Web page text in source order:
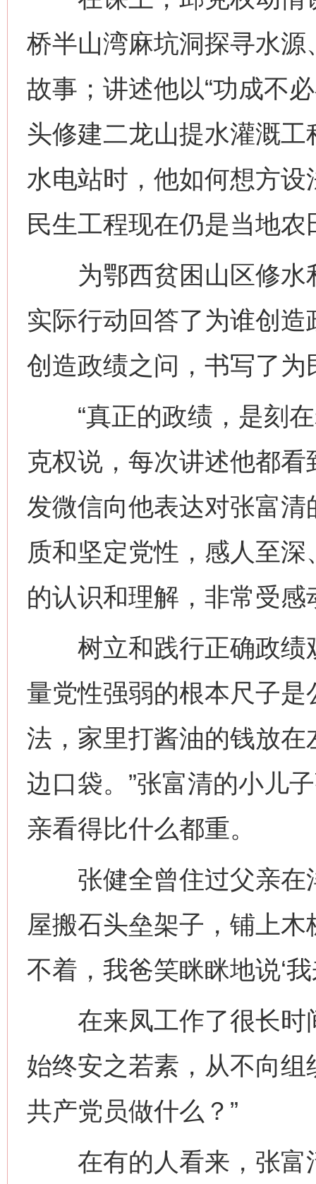
桥半山湾麻坑洞探寻水
故事；讲述他以“功成不
头修建二龙山提水灌溉
水电站时，他如何想方
民生工程现在仍是当地
为鄂西贫困山区修水
实际行动回答了为谁创
创造政绩之问，书写了
“真正的政绩，是刻在
克权说，每次讲述他都
发微信向他表达对张富清
质和坚定党性，感人至深
的认识和理解，非常受感
树立和践行正确政绩
量党性强弱的根本尺子是
法，家里打酱油的钱放
边口袋。”张富清的小儿
亲看得比什么都重。
张健全曾住过父亲在
屋搬石头垒架子，铺上
不着，我爸笑眯眯地说‘
在来凤工作了很长时
始终安之若素，从不向组
共产党员做什么？”
在有的人看来，张富